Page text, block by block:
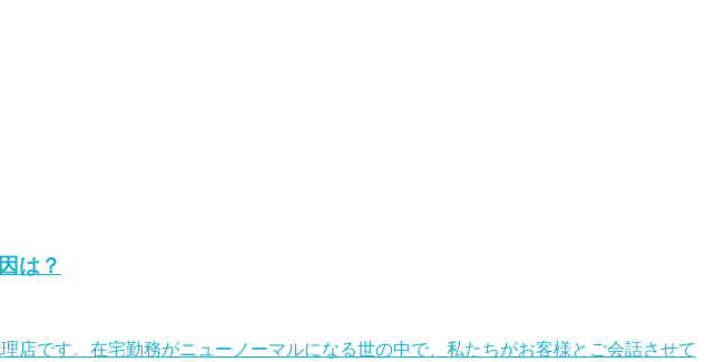
は？
店です。在宅勤務がニューノーマルになる世の中で、私たちがお客様とご会話させて